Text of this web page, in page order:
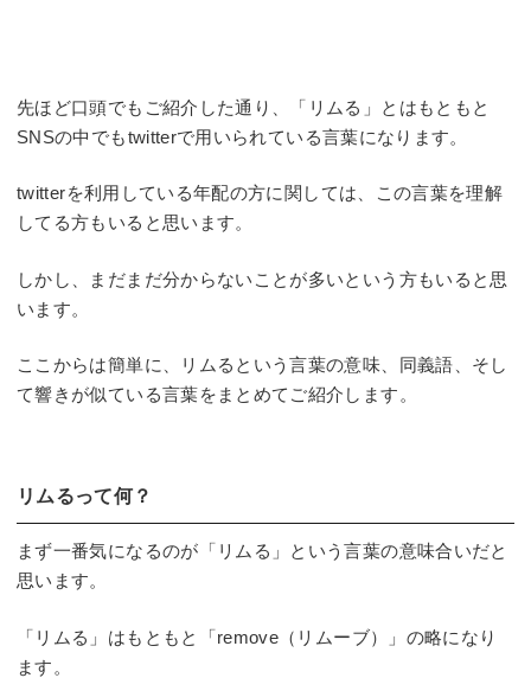
先ほど口頭でもご紹介した通り、「リムる」とはもともと
SNSの中でもtwitterで用いられている言葉になります。
twitterを利用している年配の方に関しては、この言葉を理解
してる方もいると思います。
しかし、まだまだ分からないことが多いという方もいると思
います。
ここからは簡単に、リムるという言葉の意味、同義語、そし
て響きが似ている言葉をまとめてご紹介します。
リムるって何？
まず一番気になるのが「リムる」という言葉の意味合いだと
思います。
「リムる」はもともと「remove（リムーブ）」の略になり
ます。